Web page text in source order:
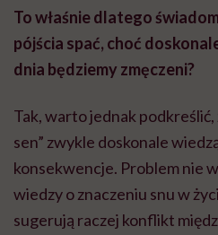
To właśnie dlatego
pójścia spać, choć
dnia będziemy zmęczeni?
Tak, warto jednak podkreślić,
sen” zwykle doskonale
konsekwencje. Problem nie
wiedzy o znaczeniu snu w
sugerują raczej konflikt